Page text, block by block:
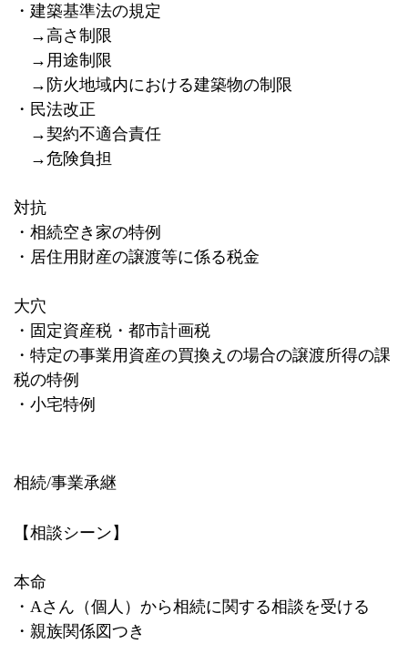
・建築基準法の規定
→高さ制限
→用途制限
→防火地域内における建築物の制限
・民法改正
→契約不適合責任
→危険負担
対抗
・相続空き家の特例
・居住用財産の譲渡等に係る税金
大穴
・固定資産税・都市計画税
・特定の事業用資産の買換えの場合の譲渡所得の課
税の特例
・小宅特例
相続/事業承継
【相談シーン】
本命
・ A さん（個人）から相続に関する相談を受ける
・親族関係図つき